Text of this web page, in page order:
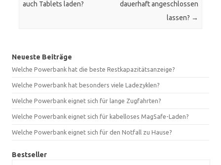
auch Tablets laden?
dauerhaft angeschlossen
lassen? →
Neueste Beiträge
Welche Powerbank hat die beste Restkapazitätsanzeige?
Welche Powerbank hat besonders viele Ladezyklen?
Welche Powerbank eignet sich für lange Zugfahrten?
Welche Powerbank eignet sich für kabelloses MagSafe-Laden?
Welche Powerbank eignet sich für den Notfall zu Hause?
Bestseller